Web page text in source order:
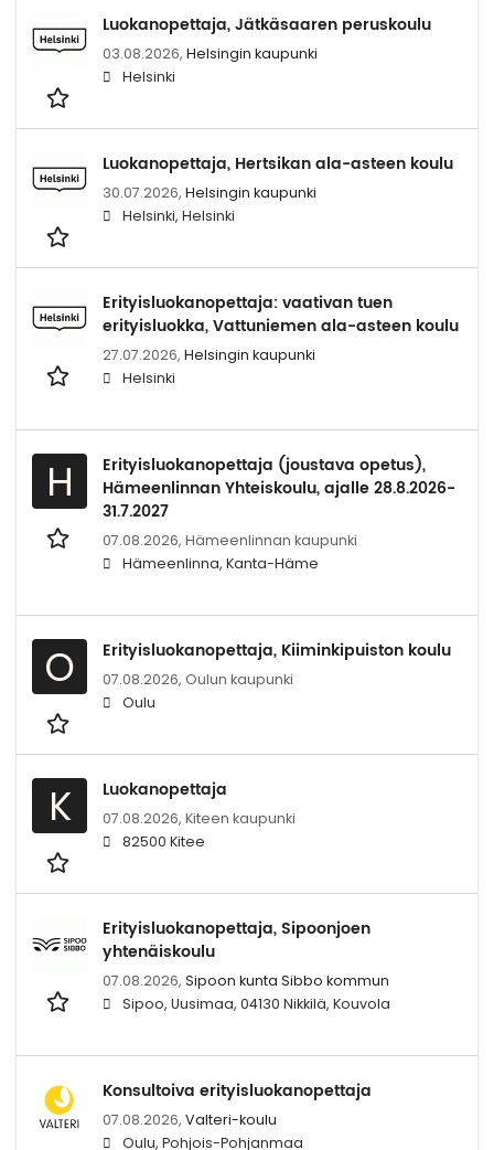
Luokanopettaja, Jätkäsaaren peruskoulu
03.08.2026, Helsingin kaupunki
Helsinki
Luokanopettaja, Hertsikan ala-asteen koulu
30.07.2026, Helsingin kaupunki
Helsinki, Helsinki
Erityisluokanopettaja: vaativan tuen
erityisluokka, Vattuniemen ala-asteen koulu
27.07.2026, Helsingin kaupunki
Helsinki
H
Erityisluokanopettaja (joustava opetus),
Hämeenlinnan Yhteiskoulu, ajalle 28.8.2026-
31.7.2027
07.08.2026, Hämeenlinnan kaupunki
Hämeenlinna, Kanta-Häme
O Erityisluokanopettaja, Kiiminkipuiston koulu
07.08.2026, Oulun kaupunki
Oulu
K Luokanopettaja
07.08.2026, Kiteen kaupunki
82500 Kitee
Erityisluokanopettaja, Sipoonjoen
yhtenäiskoulu
07.08.2026, Sipoon kunta Sibbo kommun
Sipoo, Uusimaa, 04130 Nikkilä, Kouvola
Konsultoiva erityisluokanopettaja
07.08.2026, Valteri-koulu
Oulu, Pohjois-Pohjanmaa